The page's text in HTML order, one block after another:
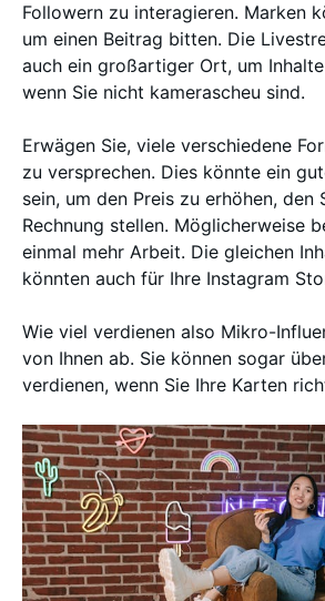
Followern zu interagieren. Marken
um einen Beitrag bitten. Die
auch ein großartiger Ort, um
wenn Sie nicht kamerascheu sind.
Erwägen Sie, viele verschiedene
zu versprechen. Dies könnte ein
sein, um den Preis zu erhöhen, den
Rechnung stellen. Möglicherweise
einmal mehr Arbeit. Die gleichen
könnten auch für Ihre Instagram
Wie viel verdienen also Mikro-
von Ihnen ab. Sie können sogar
verdienen, wenn Sie Ihre Karten